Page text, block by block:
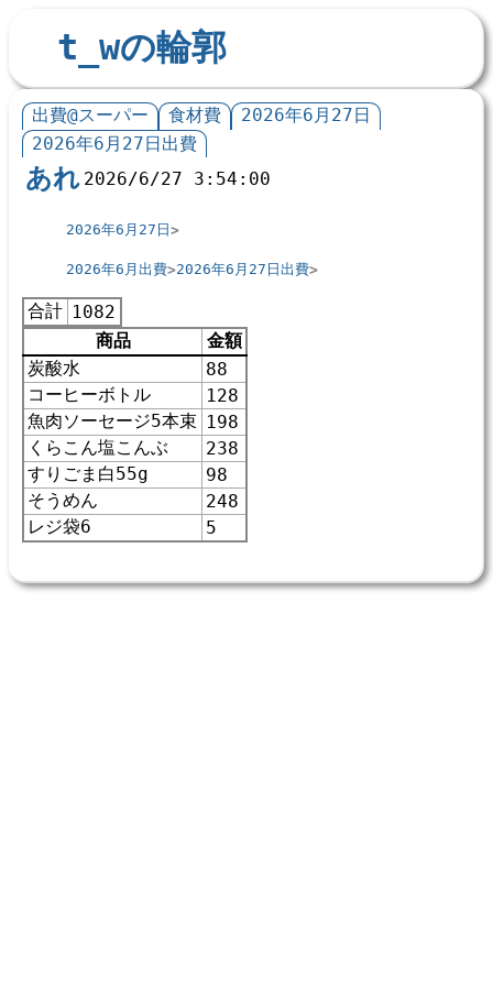
t_wの輪郭
出費@スーパー 食材費
2026年6月27日
2026年6月27日出費
あれ 2026/6/27 3:54:00
2026年6月27日
2026年6月出費 2026年6月27日出費
合計 1082
商品
金額
炭酸水
88
コーヒーボトル
128
魚肉ソーセージ5本束 198
くらこん塩こんぶ
238
すりごま白55g
98
そうめん
248
レジ袋6
5